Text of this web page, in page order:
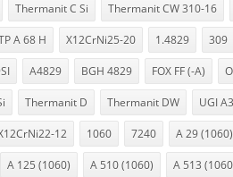
Thermanit C Si Thermanit CW 310-16
A 68 H X12CrNi25-20 1.4829 309
A4829 BGH 4829 FOX FF (-A)
Thermanit D Thermanit DW UGI
12 1060 7240 A 29 (1060)
A 125 (1060) A 510 (1060) A 513